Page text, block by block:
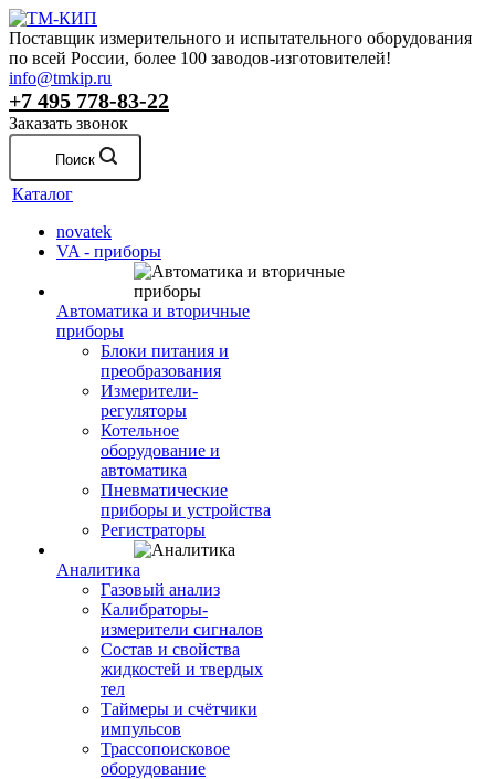
Поставщик измерительного и испытательного оборудования
по всей России, более 100 заводов-изготовителей!
info@tmkip.ru
+7 495 778-83-22
Заказать звонок
Поиск
Каталог
novatek
VA - приборы
Автоматика и вторичные
приборы
Блоки питания и
преобразования
Измерители-
регуляторы
Котельное
оборудование и
автоматика
Пневматические
приборы и устройства
Регистраторы
Аналитика
Газовый анализ
Калибраторы-
измерители сигналов
Состав и свойства
жидкостей и твердых
тел
Таймеры и счётчики
импульсов
Трассопоисковое
оборудование